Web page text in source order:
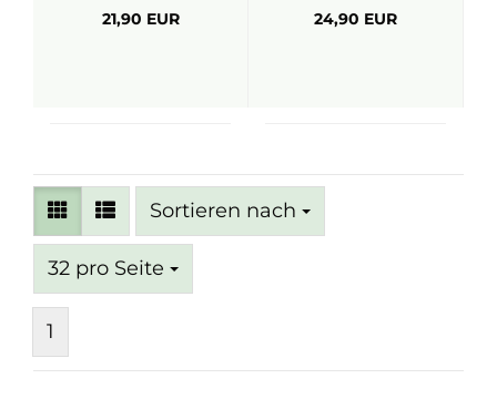
21,90 EUR
24,90 EUR
Sortieren nach
Sortieren nach
32 pro Seite
pro Seite
1